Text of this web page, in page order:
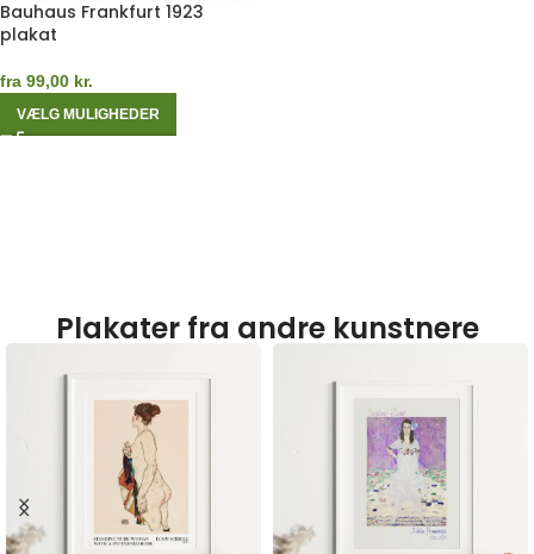
Bauhaus Frankfurt 1923
plakat
fra 99,00 kr.
VÆLG MULIGHEDER
Plakater fra andre kunstnere